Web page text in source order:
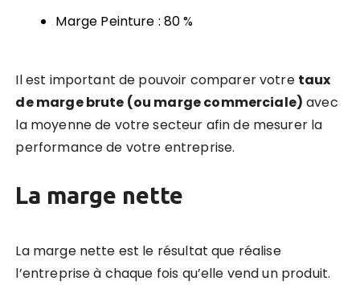
Marge Peinture : 80 %
Il est important de pouvoir comparer votre taux
de marge brute (ou marge commerciale) avec
la moyenne de votre secteur afin de mesurer la
performance de votre entreprise.
La marge nette
La marge nette est le résultat que réalise
l’entreprise à chaque fois qu’elle vend un produit.